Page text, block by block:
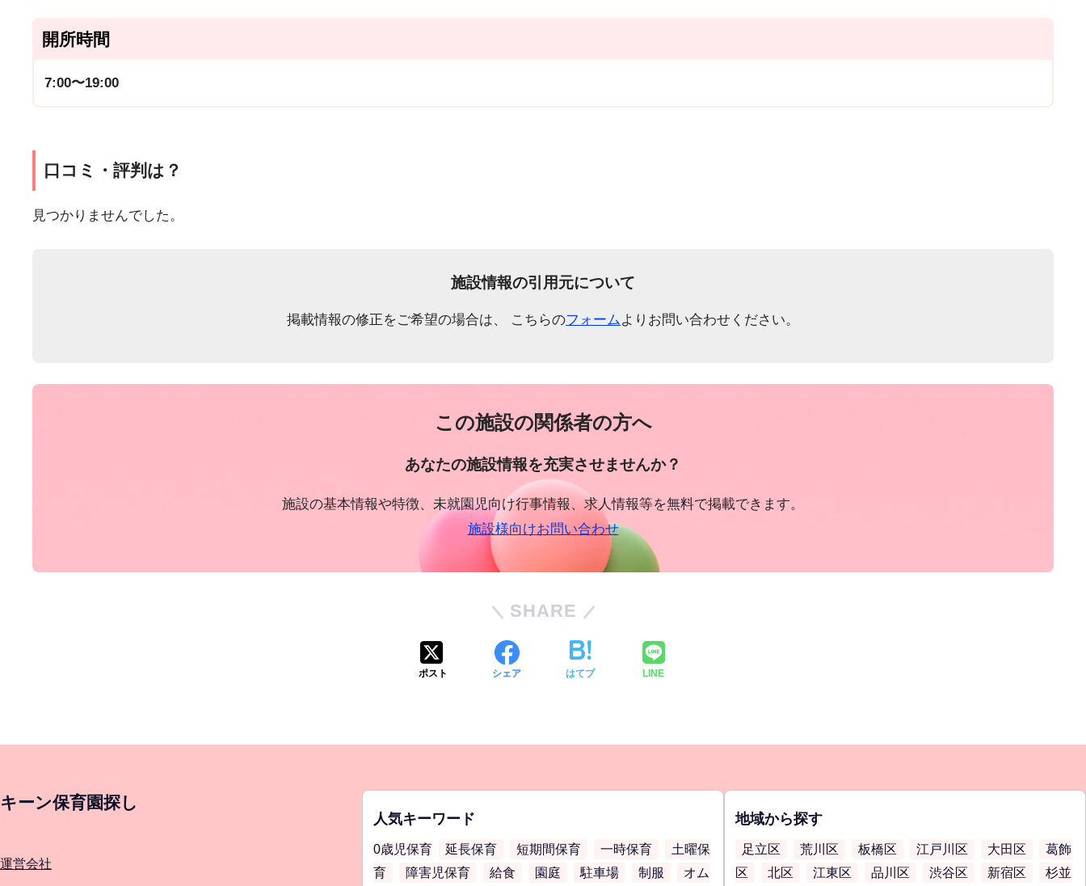
開所時間
7:00〜19:00
口コミ・評判は？
見つかりませんでした。
施設情報の引用元について
掲載情報の修正をご希望の場合は、 こちらのフォームよりお問い合わせください。
この施設の関係者の方へ
あなたの施設情報を充実させませんか？
施設の基本情報や特徴、未就園児向け行事情報、求人情報等を無料で掲載できます。
施設様向けお問い合わせ
SHARE
ポスト シェア はてブ LINE
キーン保育園探し
運営会社
人気キーワード
0歳児保育 延長保育 短期間保育 一時保育
土曜保
育
障害児保育 給食 園庭 駐車場 制服 オム
地域から探す
足立区 荒川区 板橋区 江戸川区 大田区
葛飾
区
北区 江東区 品川区 渋谷区 新宿区 杉並